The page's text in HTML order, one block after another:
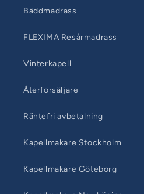
Bäddmadrass
FLEXIMA Resårmadrass
Vinterkapell
Återförsäljare
Räntefri avbetalning
Kapellmakare Stockholm
Kapellmakare Göteborg